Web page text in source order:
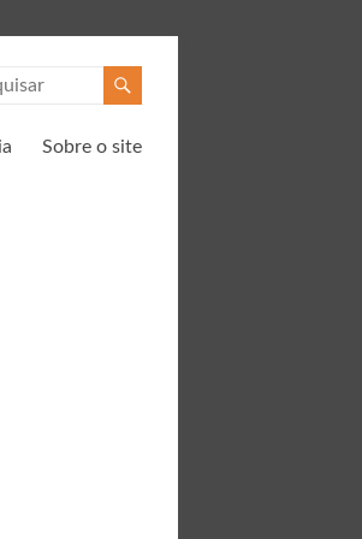
Sobre o site